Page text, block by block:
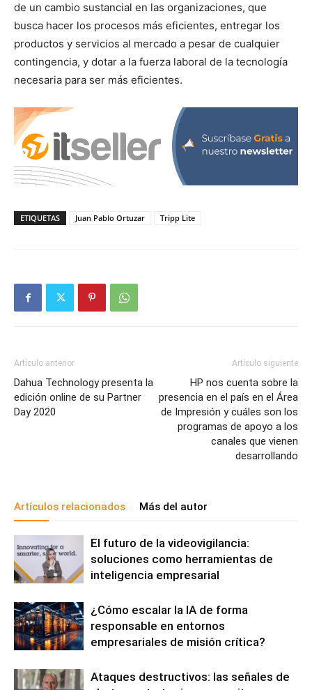
de un cambio sustancial en las organizaciones, que
busca hacer los procesos más eficientes, entregar los
productos y servicios al mercado a pesar de cualquier
contingencia, y dotar a la fuerza laboral de la tecnología
necesaria para ser más eficientes.
ETIQUETAS Juan Pablo Ortuzar Tripp Lite
Artículo anterior
Dahua Technology presenta la
edición online de su Partner
Day 2020
Artículo siguiente
HP nos cuenta sobre la
presencia en el país en el Área
de Impresión y cuáles son los
programas de apoyo a los
canales que vienen
desarrollando
Artículos relacionados Más del autor
El futuro de la videovigilancia:
soluciones como herramientas de
inteligencia empresarial
¿Cómo escalar la IA de forma
responsable en entornos
empresariales de misión crítica?
Ataques destructivos: las señales de